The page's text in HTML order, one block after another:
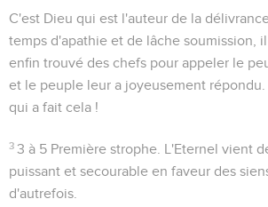
C'est Dieu qui est l'auteur de la
temps d'apathie et de lâche soumission,
enfin trouvé des chefs pour appeler le
et le peuple leur a joyeusement
qui a fait cela !
3 3 à 5 Première strophe. L'Eternel vient
puissant et secourable en faveur des
d'autrefois.